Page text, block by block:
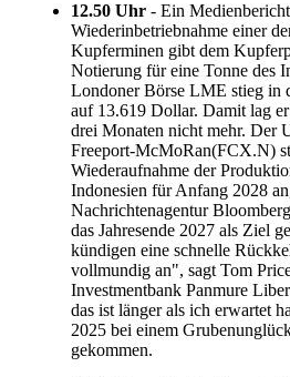
12.50 Uhr - Ein
Wiederinbetriebnahme einer
Kupferminen gibt dem
Notierung für eine Tonne des
Londoner Börse LME stieg in
auf 13.619 Dollar. Damit lag
drei Monaten nicht mehr. Der
Freeport-McMoRan(FCX.N)
Wiederaufnahme der
Indonesien für Anfang 2028
Nachrichtenagentur
das Jahresende 2027 als Ziel
kündigen eine schnelle
vollmundig an", sagt Tom
Investmentbank Panmure
das ist länger als ich erwartet
2025 bei einem
gekommen.